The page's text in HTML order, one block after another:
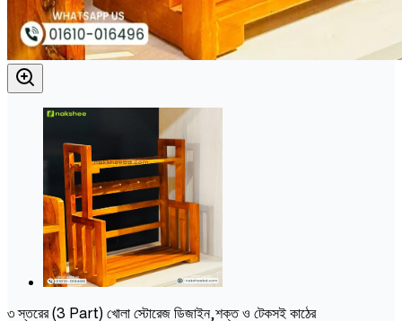
৩ স্তরের (3 Part) খোলা স্টোরেজ ডিজাইন,শক্ত ও টেকসই কাঠের